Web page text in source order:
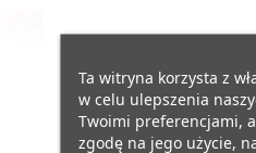
Ta witryna korzysta z
w celu ulepszenia
Twoimi preferencjami,
zgodę na jego użycie,